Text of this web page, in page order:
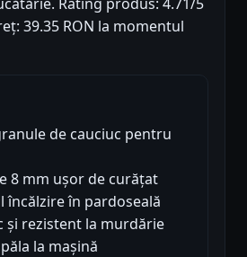
39.35 RON la momentul
de cauciuc pentru
8 mm ușor de curățat
încălzire în pardoseală
și rezistent la murdărie
la mașină